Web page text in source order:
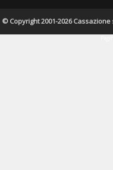
© Copyright 2001-2026 Cassazione